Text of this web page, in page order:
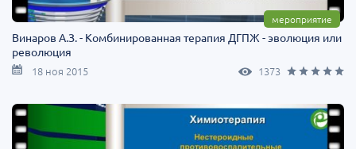
мероприятие
Винаров А.З. - Комбинированная терапия ДГПЖ - эволюция или
революция
18 ноя 2015 1373